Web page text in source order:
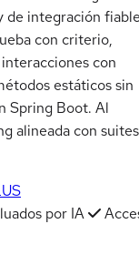
de integración
con criterio,
con
estáticos sin
Spring Boot. Al
alineada con suites
por IA